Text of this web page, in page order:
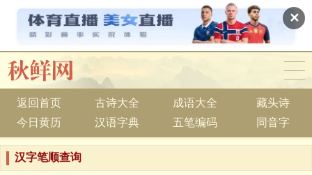
✕
返回首页 古诗大全 成语大全
藏头诗
今日黄历
汉语字典 五笔编码 同音字
汉字笔顺查询